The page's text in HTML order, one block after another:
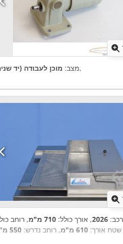
מצב: מוכן לעבודה (יד ,
2026, אורך כולל: 710 מ"מ
, רוחב
אורך: 610 מ"מ , רוחב נדרש: 550 מ"מ